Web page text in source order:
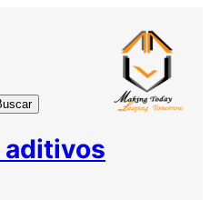
aditivos